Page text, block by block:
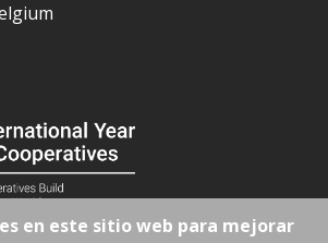
en este sitio web para mejorar